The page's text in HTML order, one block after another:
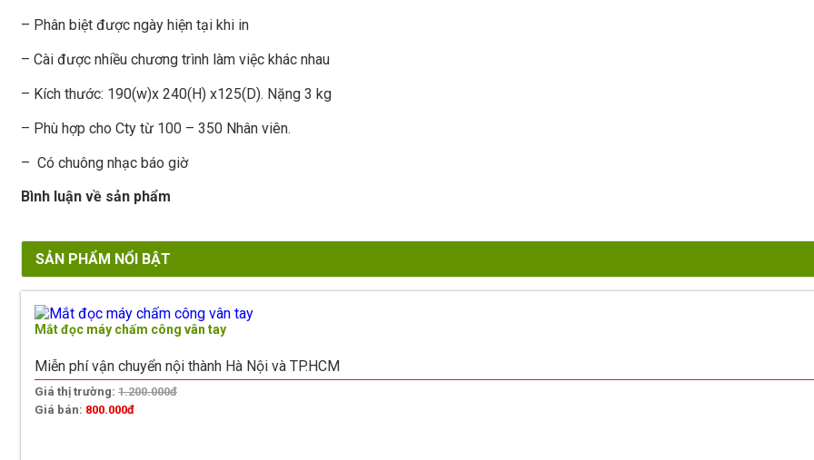
– Phân biệt được ngày hiện tại khi in
– Cài được nhiều chương trình làm việc khác nhau
– Kích thước: 190(w)x 240(H) x125(D). Nặng 3 kg
– Phù hợp cho Cty từ 100 – 350 Nhân viên.
– Có chuông nhạc báo giờ
Bình luận về sản phẩm
SẢN PHẨM NỔI BẬT
Mắt đọc máy chấm công vân tay
Miễn phí vận chuyển nội thành Hà Nội và TP.HCM
Giá thị trường: 1.200.000đ
Giá bán: 800.000đ